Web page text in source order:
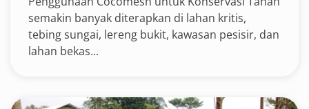
semakin banyak diterapkan di lahan kritis,
tebing sungai, lereng bukit, kawasan pesisir, dan
lahan bekas...